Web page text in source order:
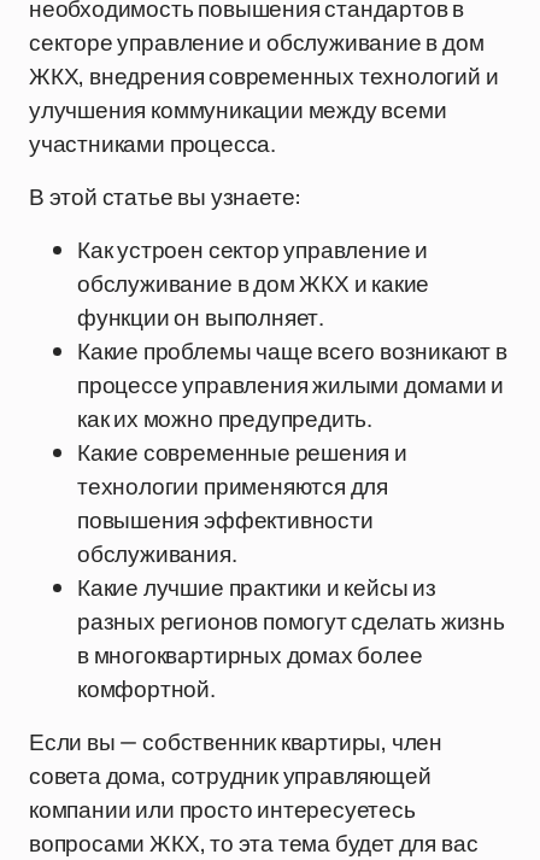
необходимость повышения стандартов в
секторе управление и обслуживание в дом
ЖКХ, внедрения современных технологий и
улучшения коммуникации между всеми
участниками процесса.
В этой статье вы узнаете:
Как устроен сектор управление и
обслуживание в дом ЖКХ и какие
функции он выполняет.
Какие проблемы чаще всего возникают в
процессе управления жилыми домами и
как их можно предупредить.
Какие современные решения и
технологии применяются для
повышения эффективности
обслуживания.
Какие лучшие практики и кейсы из
разных регионов помогут сделать жизнь
в многоквартирных домах более
комфортной.
Если вы — собственник квартиры, член
совета дома, сотрудник управляющей
компании или просто интересуетесь
вопросами ЖКХ, то эта тема будет для вас